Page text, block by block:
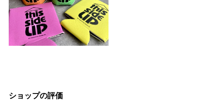
ショップの評価